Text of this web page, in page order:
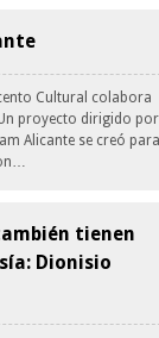
Cultural colabora
proyecto dirigido por
Alicante se creó para
tienen
Dionisio